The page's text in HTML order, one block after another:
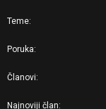
Teme
Poruka
Članovi
Najnoviji član